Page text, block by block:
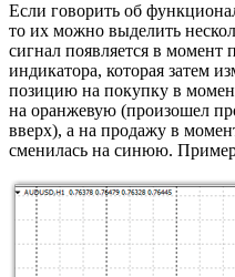
Если говорить об
то их можно выделить
сигнал появляется в момент
индикатора, которая затем
позицию на покупку в
на оранжевую (произошел
вверх), а на продажу в
сменилась на синюю.